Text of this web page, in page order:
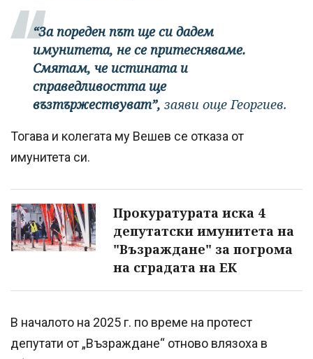
“За пореден път ще си дадем
имунитета, не се притесняваме.
Смятам, че истината и
справедливостта ще
възтържествуват”, заяви още Георгиев.
Тогава и колегата му Вешев се отказа от
имунитета си.
Прокуратурата иска 4
депутатски имунитета на
"Възраждане" за погрома
на сградата на ЕК
В началото на 2025 г. по време на протест
депутати от „Възраждане“ отново влязоха в